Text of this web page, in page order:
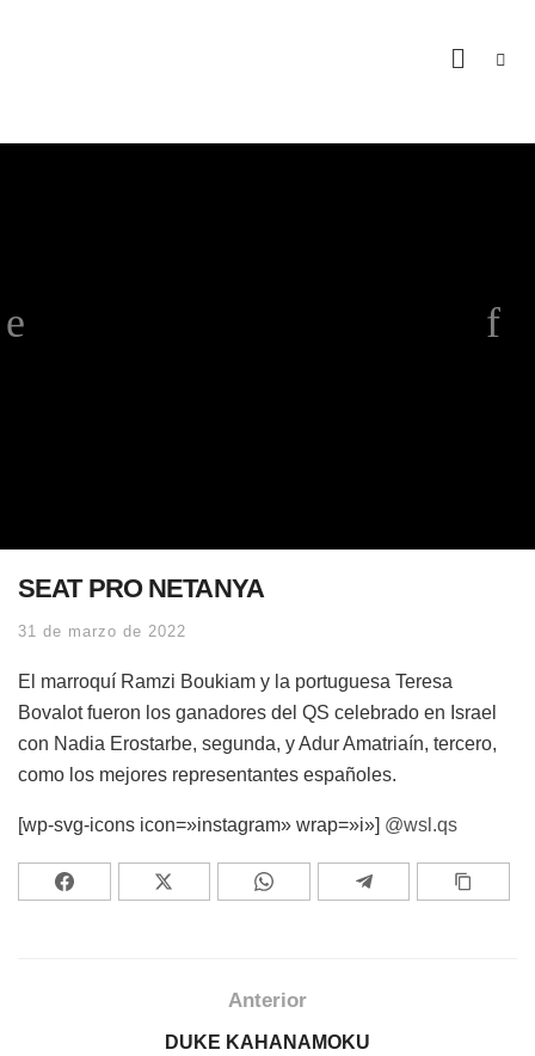
SEAT PRO NETANYA
31 de marzo de 2022
El marroquí Ramzi Boukiam y la portuguesa Teresa
Bovalot fueron los ganadores del QS celebrado en Israel
con Nadia Erostarbe, segunda, y Adur Amatriaín, tercero,
como los mejores representantes españoles.
[wp-svg-icons icon=»instagram» wrap=»i»] @wsl.qs
Anterior
DUKE KAHANAMOKU